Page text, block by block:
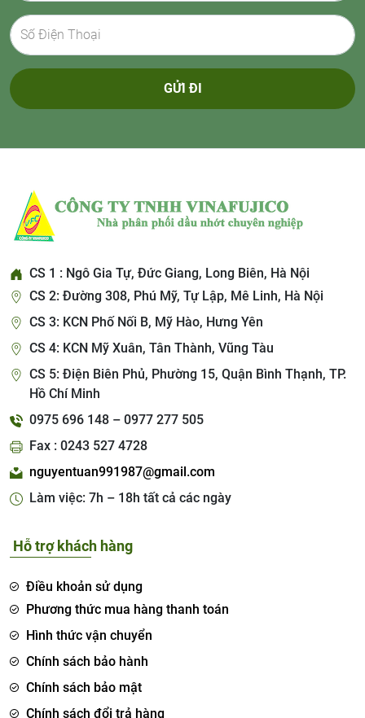
GỬI ĐI
CS 1 : Ngô Gia Tự, Đức Giang, Long Biên, Hà Nội
CS 2: Đường 308, Phú Mỹ, Tự Lập, Mê Linh, Hà Nội
CS 3: KCN Phố Nối B, Mỹ Hào, Hưng Yên
CS 4: KCN Mỹ Xuân, Tân Thành, Vũng Tàu
CS 5: Điện Biên Phủ, Phường 15, Quận Bình Thạnh, TP.
Hồ Chí Minh
0975 696 148 – 0977 277 505
Fax : 0243 527 4728
nguyentuan991987@gmail.com
Làm việc: 7h – 18h tất cả các ngày
Hỗ trợ khách hàng
Điều khoản sử dụng
Phương thức mua hàng thanh toán
Hình thức vận chuyển
Chính sách bảo hành
Chính sách bảo mật
Chính sách đổi trả hàng